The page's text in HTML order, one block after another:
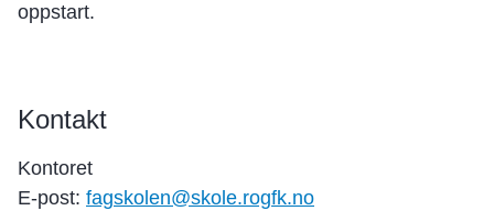
oppstart.
Kontakt
Kontoret
E-post: fagskolen@skole.rogfk.no